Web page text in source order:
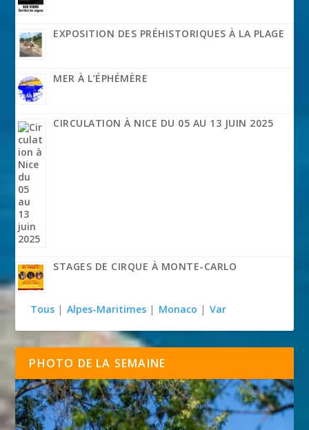
EXPOSITION DES PRÉHISTORIQUES À LA PLAGE
MER À L’ÉPHÉMÈRE
CIRCULATION À NICE DU 05 AU 13 JUIN 2025
STAGES DE CIRQUE À MONTE-CARLO
Tous | Alpes-Maritimes | Monaco | Var
PHOTO DE LA SEMAINE